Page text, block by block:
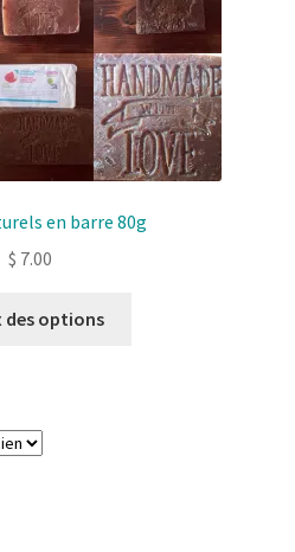
page
de
produit
en barre 80g
$ 7.00
des options